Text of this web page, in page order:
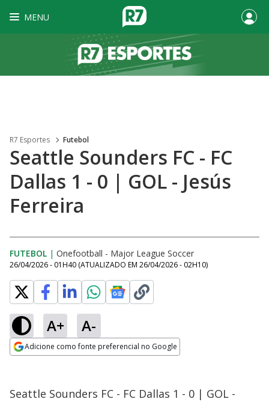
MENU
R7 Esportes Futebol
Seattle Sounders FC - FC
Dallas 1 - 0 | GOL - Jesús
Ferreira
FUTEBOL | Onefootball - Major League Soccer
26/04/2026 - 01H40 (ATUALIZADO EM 26/04/2026 - 02H10)
A+ A-
Adicione como fonte preferencial no Google
Seattle Sounders FC - FC Dallas 1 - 0 | GOL -